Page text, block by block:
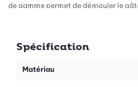
de gamme permet de démouler le
fuite et sans coulure de pâte qui reste
Spécification
Matériau